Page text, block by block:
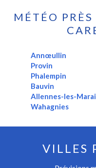
MÉTÉO
Annœullin
Provin
Phalempin
Bauvin
Allennes-les-
Wahagnies
VILLES